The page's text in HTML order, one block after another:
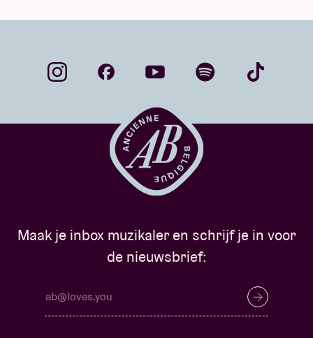
Maak je inbox muzikaler en schrijf je in voor
de nieuwsbrief: